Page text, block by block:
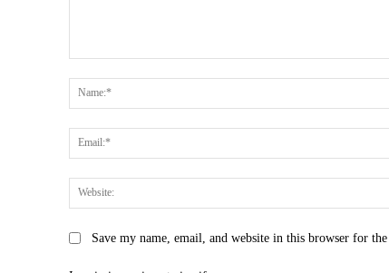
Save my name, email, and website in this browser for